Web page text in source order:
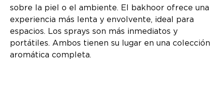
sobre la piel o el ambiente. El bakhoor ofrece una
experiencia más lenta y envolvente, ideal para
espacios. Los sprays son más inmediatos y
portátiles. Ambos tienen su lugar en una colección
aromática completa.